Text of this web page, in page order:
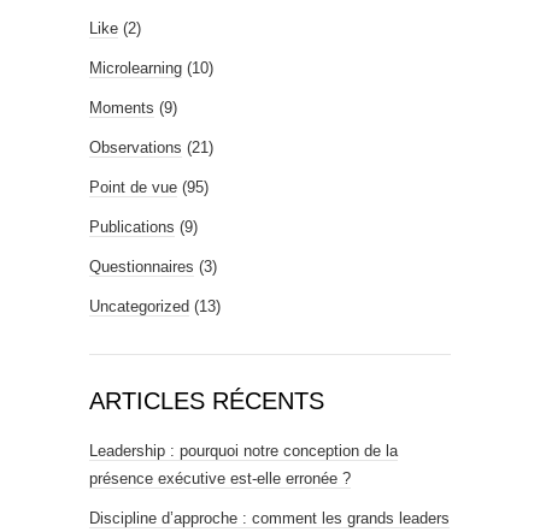
Like (2)
Microlearning (10)
Moments (9)
Observations (21)
Point de vue (95)
Publications (9)
Questionnaires (3)
Uncategorized (13)
ARTICLES RÉCENTS
Leadership : pourquoi notre conception de la
présence exécutive est-elle erronée ?
Discipline d’approche : comment les grands leaders